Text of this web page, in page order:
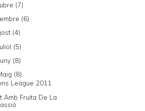
(7)
(6)
(4)
(5)
(8)
(8)
League 2011
Amb Fruita De La